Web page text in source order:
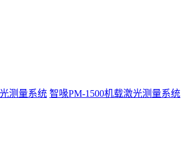
测量系统 智喙PM-1500机载激光测量系统